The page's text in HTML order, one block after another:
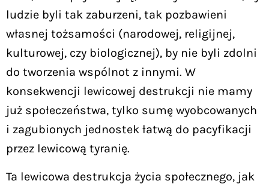
ludzie byli tak zaburzeni, tak pozbawieni
własnej tożsamości (narodowej, religijnej,
kulturowej, czy biologicznej), by nie byli zdolni
do tworzenia wspólnot z innymi. W
konsekwencji lewicowej destrukcji nie mamy
już społeczeństwa, tylko sumę wyobcowanych
i zagubionych jednostek łatwą do pacyfikacji
przez lewicową tyranię.
Ta lewicowa destrukcja życia społecznego, jak